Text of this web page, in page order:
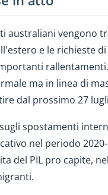
australiani vengono
e le richieste
ma in linea di
dal prossimo 27
spostamenti
nel periodo
del PIL pro capite,